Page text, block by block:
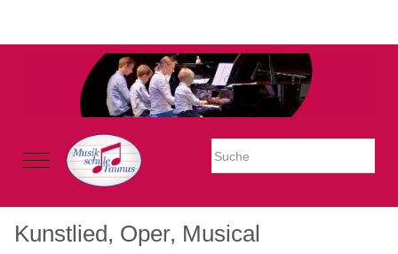
Warning: Undefined property: stdClass::$imglink in
/mnt/web605/e3/26/59781926/htdocs/Joomla2023/modules/
Mobile Menu Toggle
Kunstlied, Oper, Musical